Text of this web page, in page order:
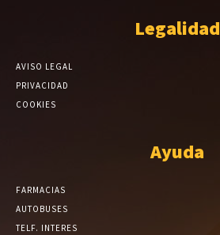
Legalidad
AVISO LEGAL
PRIVACIDAD
COOKIES
Ayuda
FARMACIAS
AUTOBUSES
TELF. INTERES